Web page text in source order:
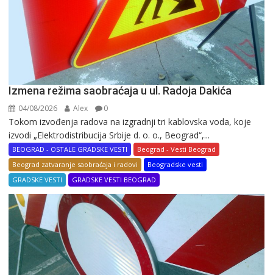
Izmena režima saobraćaja u ul. Radoja Dakića
04/08/2026 Alex 0
Tokom izvođenja radova na izgradnji tri kablovska voda, koje
izvodi „Elektrodistribucija Srbije d. o. o., Beograd“,...
BEOGRAD - OSTALE GRADSKE VESTI
Beograd - Vesti Beograd
Beograd zatvaranje saobraćaja i radovi
Beogradske vesti
GRADSKE VESTI
GRADSKE VESTI BEOGRAD